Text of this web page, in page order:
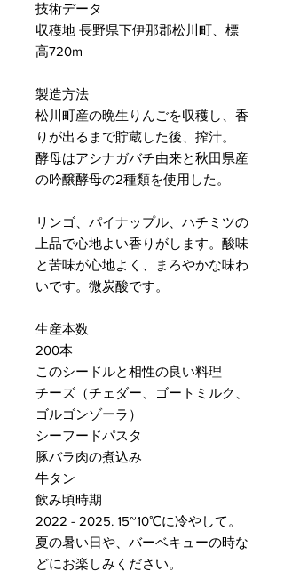
技術データ
収穫地 長野県下伊那郡松川町、標
高720m
製造方法
松川町産の晩生りんごを収穫し、香
りが出るまで貯蔵した後、搾汁。
酵母はアシナガバチ由来と秋田県産
の吟醸酵母の2種類を使用した。
リンゴ、パイナップル、ハチミツの
上品で心地よい香りがします。酸味
と苦味が心地よく、まろやかな味わ
いです。微炭酸です。
生産本数
200本
このシードルと相性の良い料理
チーズ（チェダー、ゴートミルク、
ゴルゴンゾーラ）
シーフードパスタ
豚バラ肉の煮込み
牛タン
飲み頃時期
2022 - 2025. 15~10℃に冷やして。
夏の暑い日や、バーベキューの時な
どにお楽しみください。